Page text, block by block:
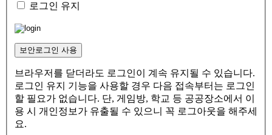
로그인 유지
보안로그인 사용
브라우저를 닫더라도 로그인이 계속 유지될 수 있습니다.
로그인 유지 기능을 사용할 경우 다음 접속부터는 로그인
할 필요가 없습니다. 단, 게임방, 학교 등 공공장소에서 이
용 시 개인정보가 유출될 수 있으니 꼭 로그아웃을 해주세
요.